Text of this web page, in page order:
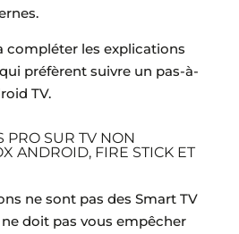
compléter les explications
préfèrent suivre un pas-à-
TV.
PRO SUR TV NON
ANDROID, FIRE STICK ET
ne sont pas des Smart TV
doit pas vous empêcher